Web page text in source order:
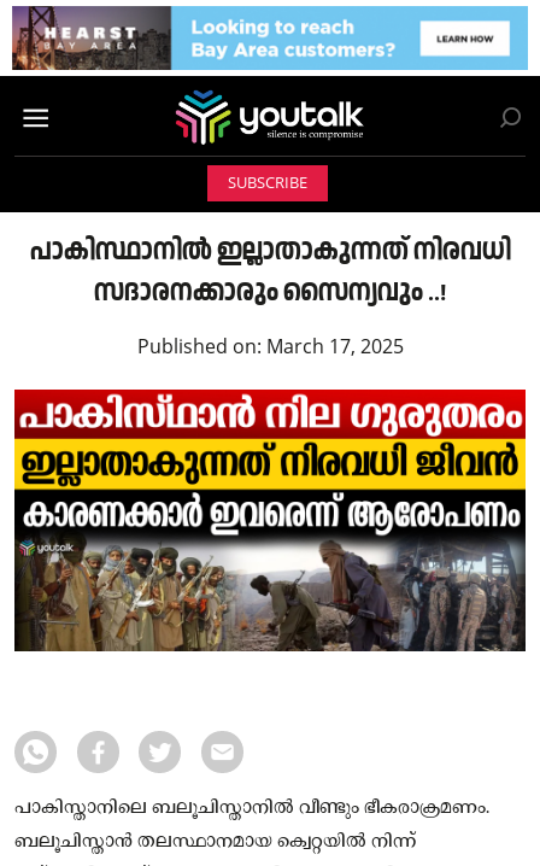
SUBSCRIBE
പാകിസ്ഥാനിൽ ഇല്ലാതാകുന്നത് നിരവധി
സദാരനക്കാരും സൈന്യവും ..!
Published on: March 17, 2025
പാകിസ്താനിലെ ബലൂചിസ്താനില്‍ വീണ്ടും ഭീകരാക്രമണം.
ബലൂചിസ്താന്‍ തലസ്ഥാനമായ ക്വെറ്റയില്‍ നിന്ന്